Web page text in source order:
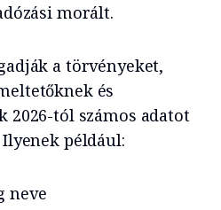
morált.
a törvényeket,
és
tól számos adatot
például:
neve